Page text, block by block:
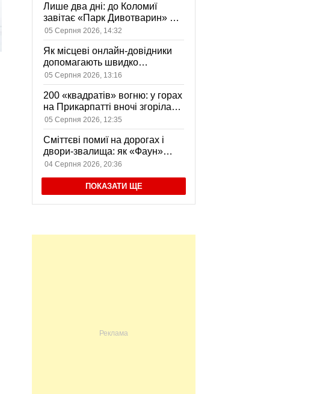
Лише два дні: до Коломиї
завітає «Парк Дивотварин» — і
вхід безкоштовний
05 Серпня 2026, 14:32
Як місцеві онлайн-довідники
допомагають швидко
знаходити послуги у своєму
місті
05 Серпня 2026, 13:16
200 «квадратів» вогню: у горах
на Прикарпатті вночі згоріла
садиба, є постраждала
05 Серпня 2026, 12:35
Сміттєві помиї на дорогах і
двори-звалища: як «Фаун»
вивозить відходи в Коломиї
04 Серпня 2026, 20:36
ПОКАЗАТИ ЩЕ